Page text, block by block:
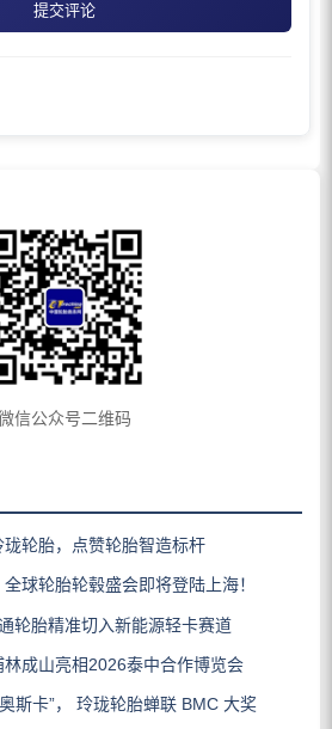
提交评论
信公众号二维码
轮胎，点赞轮胎智造标杆
球轮胎轮毂盛会即将登陆上海！
轮胎精准切入新能源轻卡赛道
成山亮相2026泰中合作博览会
斯卡”， 玲珑轮胎蝉联 BMC 大奖